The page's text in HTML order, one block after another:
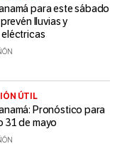
para este sábado
lluvias y
ÚTIL
Pronóstico para
31 de mayo